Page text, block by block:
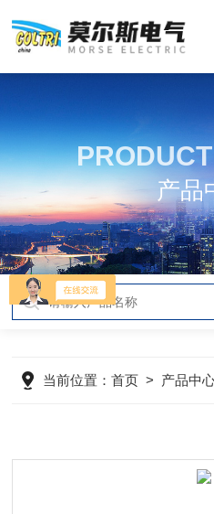
产品
当前位置：首页 > 产品中